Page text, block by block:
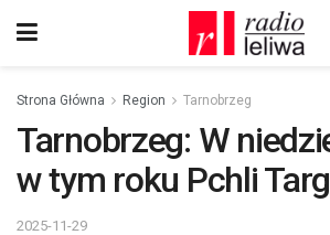
Strona Główna Region Tarnobrzeg
Tarnobrzeg: W
w tym roku Pchli Targ
2025-11-29